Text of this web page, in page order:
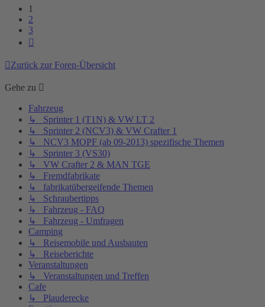
1
2
3
Zurück zur Foren-Übersicht
Gehe zu
Fahrzeug
↳ Sprinter 1 (T1N) & VW LT 2
↳ Sprinter 2 (NCV3) & VW Crafter 1
↳ NCV3 MOPF (ab 09-2013) spezifische Themen
↳ Sprinter 3 (VS30)
↳ VW Crafter 2 & MAN TGE
↳ Fremdfabrikate
↳ fabrikatübergeifende Themen
↳ Schraubertipps
↳ Fahrzeug - FAQ
↳ Fahrzeug - Umfragen
Camping
↳ Reisemobile und Ausbauten
↳ Reiseberichte
Veranstaltungen
↳ Veranstaltungen und Treffen
Cafe
↳ Plauderecke